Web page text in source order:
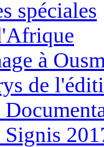
spéciales
à
de
Signis